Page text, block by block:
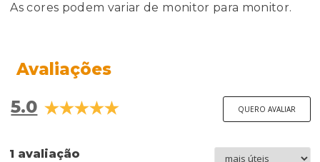
As cores podem variar de monitor para monitor.
Avaliações
5.0 QUERO AVALIAR
1 avaliação